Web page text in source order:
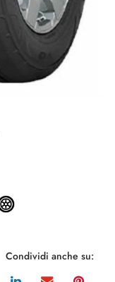
Condividi anche su: